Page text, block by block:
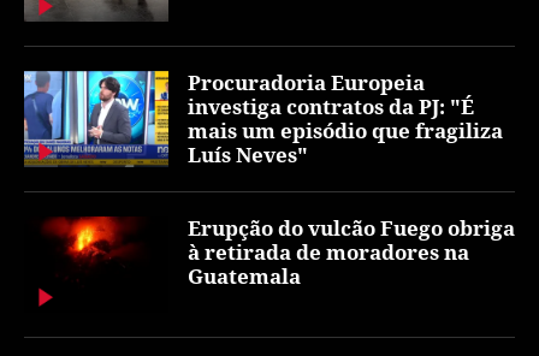
Procuradoria Europeia
investiga contratos da PJ: "É
mais um episódio que fragiliza
Luís Neves"
Erupção do vulcão Fuego obriga
à retirada de moradores na
Guatemala